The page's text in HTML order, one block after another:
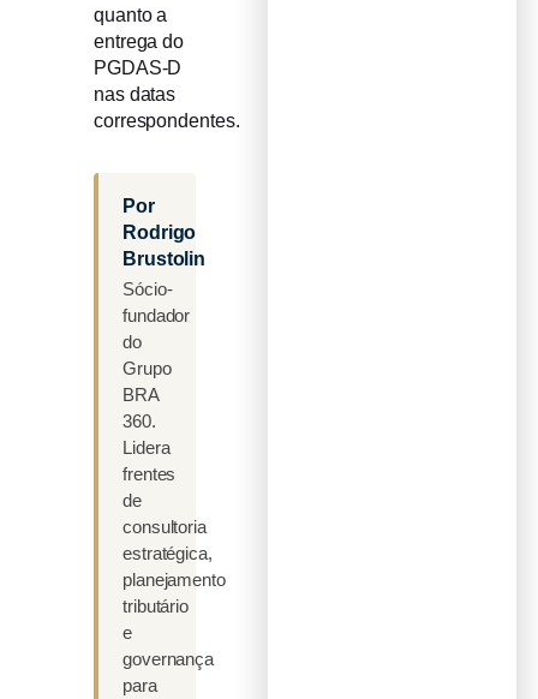
quanto a
entrega do
PGDAS-D
nas datas
correspondentes.
Por
Rodrigo
Brustolin
Sócio-
fundador
do
Grupo
BRA
360.
Lidera
frentes
de
consultoria
estratégica,
planejamento
tributário
e
governança
para